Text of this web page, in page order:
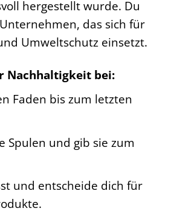
hergestellt wurde. Du
das sich für
Umweltschutz einsetzt.
Nachhaltigkeit bei:
Faden bis zum letzten
Spulen und gib sie zum
und entscheide dich für